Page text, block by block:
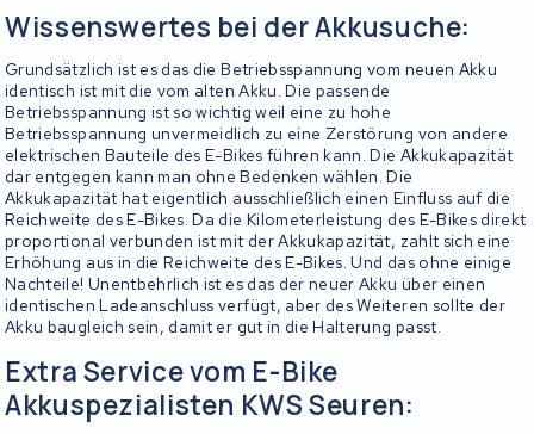
Wissenswertes bei der Akkusuche:
Grundsätzlich ist es das die Betriebsspannung vom neuen Akku
identisch ist mit die vom alten Akku. Die passende
Betriebsspannung ist so wichtig weil eine zu hohe
Betriebsspannung unvermeidlich zu eine Zerstörung von andere
elektrischen Bauteile des E-Bikes führen kann. Die Akkukapazität
dar entgegen kann man ohne Bedenken wählen. Die
Akkukapazität hat eigentlich ausschließlich einen Einfluss auf die
Reichweite des E-Bikes. Da die Kilometerleistung des E-Bikes direkt
proportional verbunden ist mit der Akkukapazität, zahlt sich eine
Erhöhung aus in die Reichweite des E-Bikes. Und das ohne einige
Nachteile! Unentbehrlich ist es das der neuer Akku über einen
identischen Ladeanschluss verfügt, aber des Weiteren sollte der
Akku baugleich sein, damit er gut in die Halterung passt.
Extra Service vom E-Bike
Akkuspezialisten KWS Seuren: